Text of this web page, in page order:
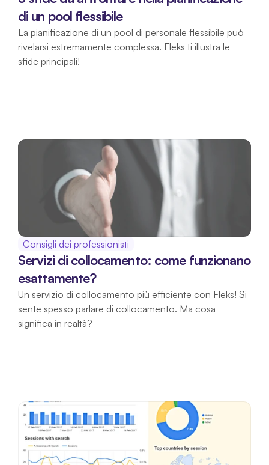
di un pool flessibile
La pianificazione di un pool di personale flessibile può
rivelarsi estremamente complessa. Fleks ti illustra le
sfide principali!
Consigli dei professionisti
Servizi di collocamento: come funzionano
esattamente?
Un servizio di collocamento più efficiente con Fleks! Si
sente spesso parlare di collocamento. Ma cosa
significa in realtà?